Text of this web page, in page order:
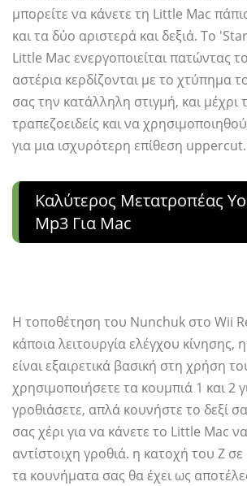
μπορείτε να κάνετε τη Little Mac
και τα δύο αριστερά και δεξιά. Το
Little Mac ενεργοποιείται πατώντας
αστέρια κερδίζονται με το χτύπημα
σας την κατάλληλη στιγμή, και μέχρι
τραπεζοειδείς και να
για μια ισχυρότερη επίθεση uppercut.
Καλύτερος Μετατροπέας
Mp3 Για Mac
Η τοποθέτηση του Nunchuk στο Wii
κάποια λειτουργία ελέγχου κίνησης,
είναι εξαιρετικά βασική στη χρήση
χρησιμοποιήσετε τα κουμπιά 1 και 2
γροθιάσετε, απλά κουνήστε το δεξί
σας χέρι για να κάνετε το Little Mac
αντίστοιχη γροθιά. η κατοχή του Z
τα κουνήματα σας θα έχει ως